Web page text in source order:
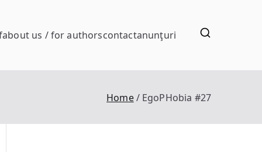
about us / for authorscontactanunţuri
Home EgoPHobia #27